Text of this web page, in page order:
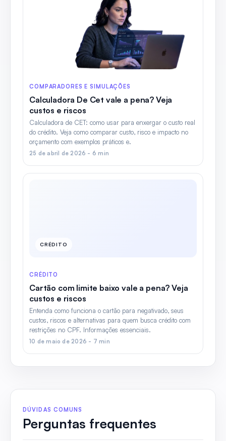
COMPARADORES E SIMULAÇÕES
Calculadora De Cet vale a pena? Veja
custos e riscos
Calculadora de CET: como usar para enxergar o custo real
do crédito. Veja como comparar custo, risco e impacto no
orçamento com exemplos práticos e.
25 de abril de 2026 - 6 min
CRÉDITO
CRÉDITO
Cartão com limite baixo vale a pena? Veja
custos e riscos
Entenda como funciona o cartão para negativado, seus
custos, riscos e alternativas para quem busca crédito com
restrições no CPF. Informações essenciais.
10 de maio de 2026 - 7 min
DÚVIDAS COMUNS
Perguntas frequentes